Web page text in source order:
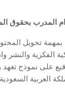
الفكرية
على نموذج